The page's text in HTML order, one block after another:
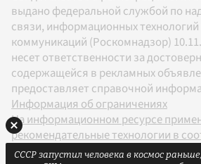
выдано федеральной службой по
связи, информационных
коммуникаций (Роскомнадзор)
несет ответственности за
содержащейся в рекламных
предоставляет справочной
Информация об ограничениях
На информационном ресурсе
рекомендательные технологии в
Правилами
СССР запустил человека в космос